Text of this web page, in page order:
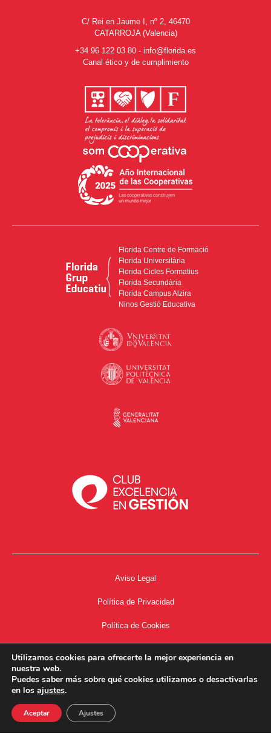
C/ Rei en Jaume I, nº 2, 46470
CATARROJA (Valencia)
+34 96 122 03 80 - info@florida.es
Canal ético y de cumplimiento
Florida Centre de Formació
Florida Universitària
Florida Cicles Formatius
Florida Secundària
Florida Campus Alzira
Ninos Gestió Educativa
Aviso Legal
Política de Privacidad
Política de Cookies
34667504662
Utilizamos cookies para ofrecerte la mejor experiencia en
nuestra web.
Puedes saber más sobre qué cookies utilizamos o desactivarlas
en los ajustes.
Aceptar Ajustes